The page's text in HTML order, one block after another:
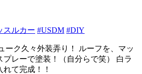
スルカー #USDM #DIY
ーク久々外装弄り！ ルーフを、マッ
プレーで塗装！（自分らで笑） 白ラ
て完成！！